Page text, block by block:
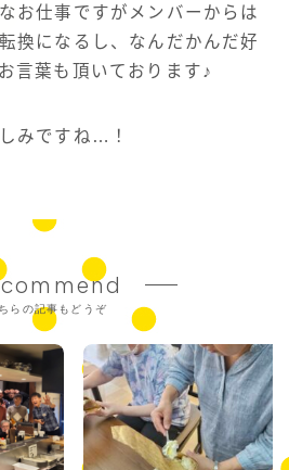
お仕事ですがメンバーからは
換になるし、なんだかんだ好
言葉も頂いております♪
みですね…！
らの記事もどうぞ